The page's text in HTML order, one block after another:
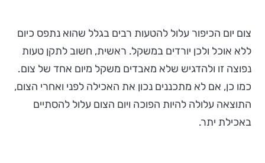
צום יום הכיפור עלול להטעות רבים בגלל שהוא נתפס כיום
ללא אוכל ולכן יורדים במשקל. ראשית, חשוב לתקן טעות
נפוצה זו ולהדגיש שלא מאבדים משקל מיום אחד של צום.
כמו כן, אם לא מתכננים נכון את האכילה לפני ואחרי הצום,
התוצאה עלולה להיות הפוכה ויום הצום עלול להסתיים
באכילת יתר.